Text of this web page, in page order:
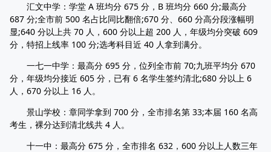
汇文中学：学堂 A 班均分 675 分，B 班均分 660 分;最高分
687 分;全市前 500 名占比同比翻倍;670 分、660 分高分段涨幅明
显;640 分以上共 70 人，600 分以上超 200 人，年级均分突破 609
分，特招上线率 100 分;选考科目近 40 人拿到满分。
一七一中学：最高分 695 分，位列全市前 70;九班平均分 670
分，年级均分接近 605 分，已有 6 名学生签约清北;680 分以上 6
人，670 分以上 16 人。
景山学校：章同学拿到 700 分，全市排名第 33;本届 160 名高
考生，裸分达到清北线共 4 人。
十一中：最高分 675 分，全市排名 632，600 分以上人数三年